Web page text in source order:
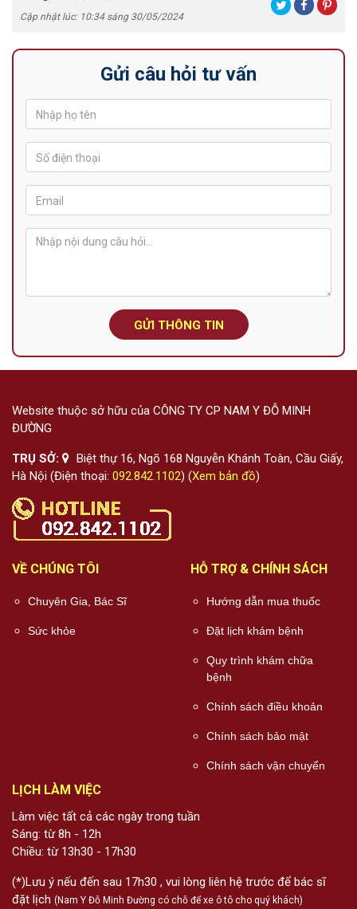
Cập nhật lúc: 10:34 sáng 30/05/2024
Gửi câu hỏi tư vấn
GỬI THÔNG TIN
Website thuộc sở hữu của CÔNG TY CP NAM Y ĐỖ MINH
ĐƯỜNG
TRỤ SỞ:
Biệt thự 16, Ngõ 168 Nguyễn Khánh Toàn, Cầu Giấy,
Hà Nội (Điện thoại: 092.842.1102) (Xem bản đồ)
VỀ CHÚNG TÔI
Chuyên Gia, Bác Sĩ
Sức khỏe
HỖ TRỢ & CHÍNH SÁCH
Hướng dẫn mua thuốc
Đặt lịch khám bệnh
Quy trình khám chữa
bệnh
Chính sách điều khoản
Chính sách bảo mật
Chính sách vận chuyển
LỊCH LÀM VIỆC
Làm việc tất cả các ngày trong tuần
Sáng: từ 8h - 12h
Chiều: từ 13h30 - 17h30
(*)Lưu ý nếu đến sau 17h30 , vui lòng liên hệ trước để bác sĩ
đặt lịch (Nam Y Đỗ Minh Đường có chỗ để xe ô tô cho quý khách)